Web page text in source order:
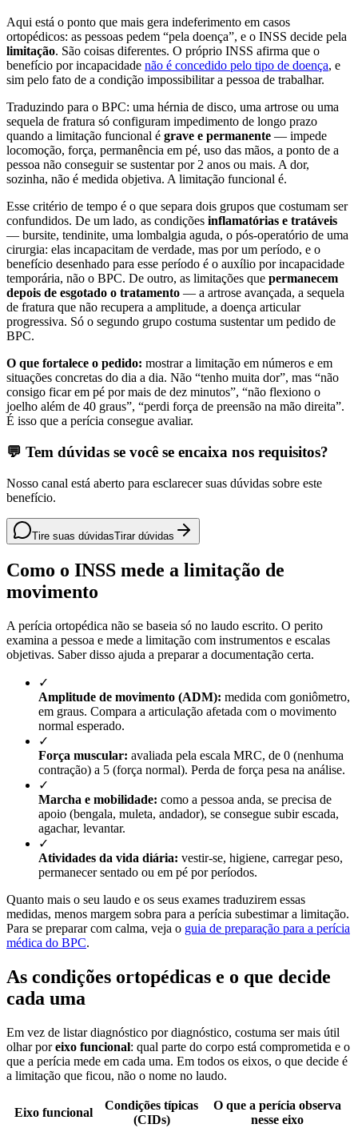
Aqui está o ponto que mais gera indeferimento em casos
ortopédicos: as pessoas pedem “pela doença”, e o INSS decide pela
limitação. São coisas diferentes. O próprio INSS afirma que o
benefício por incapacidade não é concedido pelo tipo de doença, e
sim pelo fato de a condição impossibilitar a pessoa de trabalhar.
Traduzindo para o BPC: uma hérnia de disco, uma artrose ou uma
sequela de fratura só configuram impedimento de longo prazo
quando a limitação funcional é grave e permanente — impede
locomoção, força, permanência em pé, uso das mãos, a ponto de a
pessoa não conseguir se sustentar por 2 anos ou mais. A dor,
sozinha, não é medida objetiva. A limitação funcional é.
Esse critério de tempo é o que separa dois grupos que costumam ser
confundidos. De um lado, as condições inflamatórias e tratáveis
— bursite, tendinite, uma lombalgia aguda, o pós-operatório de uma
cirurgia: elas incapacitam de verdade, mas por um período, e o
benefício desenhado para esse período é o auxílio por incapacidade
temporária, não o BPC. De outro, as limitações que permanecem
depois de esgotado o tratamento — a artrose avançada, a sequela
de fratura que não recupera a amplitude, a doença articular
progressiva. Só o segundo grupo costuma sustentar um pedido de
BPC.
O que fortalece o pedido: mostrar a limitação em números e em
situações concretas do dia a dia. Não “tenho muita dor”, mas “não
consigo ficar em pé por mais de dez minutos”, “não flexiono o
joelho além de 40 graus”, “perdi força de preensão na mão direita”.
É isso que a perícia consegue avaliar.
💬 Tem dúvidas se você se encaixa nos requisitos?
Nosso canal está aberto para esclarecer suas dúvidas sobre este
benefício.
Tire suas dúvidasTirar dúvidas
Como o INSS mede a limitação de
movimento
A perícia ortopédica não se baseia só no laudo escrito. O perito
examina a pessoa e mede a limitação com instrumentos e escalas
objetivas. Saber disso ajuda a preparar a documentação certa.
✓
Amplitude de movimento (ADM): medida com goniômetro,
em graus. Compara a articulação afetada com o movimento
normal esperado.
✓
Força muscular: avaliada pela escala MRC, de 0 (nenhuma
contração) a 5 (força normal). Perda de força pesa na análise.
✓
Marcha e mobilidade: como a pessoa anda, se precisa de
apoio (bengala, muleta, andador), se consegue subir escada,
agachar, levantar.
✓
Atividades da vida diária: vestir-se, higiene, carregar peso,
permanecer sentado ou em pé por períodos.
Quanto mais o seu laudo e os seus exames traduzirem essas
medidas, menos margem sobra para a perícia subestimar a limitação.
Para se preparar com calma, veja o guia de preparação para a perícia
médica do BPC.
As condições ortopédicas e o que decide
cada uma
Em vez de listar diagnóstico por diagnóstico, costuma ser mais útil
olhar poreixo funcional: qual parte do corpo está comprometida e o
que a perícia mede em cada uma. Em todos os eixos, o que decide é
a limitação que ficou, não o nome no laudo.
Eixo funcional
Condições típicas
(CIDs)
O que a perícia observa
nesse eixo